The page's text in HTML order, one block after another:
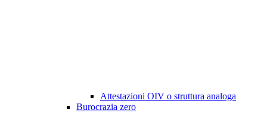
Attestazioni OIV o struttura analoga
Burocrazia zero